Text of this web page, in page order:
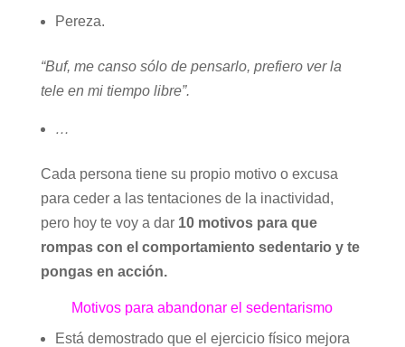
Pereza.
“Buf, me canso sólo de pensarlo, prefiero ver la
tele en mi tiempo libre”.
…
Cada persona tiene su propio motivo o excusa
para ceder a las tentaciones de la inactividad,
pero hoy te voy a dar 10 motivos para que
rompas con el comportamiento sedentario y te
pongas en acción.
Motivos para abandonar el sedentarismo
Está demostrado que el ejercicio físico mejora